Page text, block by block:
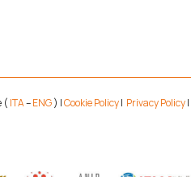
( ITA–ENG) |Cookie Policy| Privacy Policy|